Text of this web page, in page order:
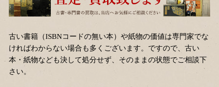
古い書籍（ISBNコードの無い本）や紙物の価値は専門家でな
ければわからない場合も多くございます。ですので、古い
本・紙物なども決して処分せず、そのままの状態でご相談下
さい。